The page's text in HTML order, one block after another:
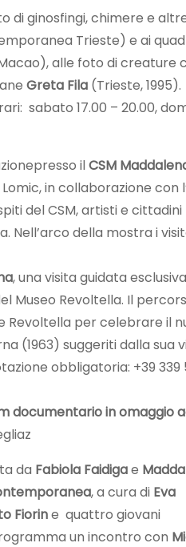
ginosfingi, chimere e
Trieste) e ai
alle foto di creature
Greta Fila (Trieste, 1995).
sabato 17.00 – 20.00,
ilCSM
in collaborazione con
del CSM, artisti e
della mostra i
, una visita guidata
Museo Revoltella. Il
Revoltella per celebrare
(1963) suggeriti dalla sua
obbligatoria: +39 339
documentario in omaggio
da Fabiola Faidigae
, a cura di Eva
Fiorine quattro giovani
un incontro con